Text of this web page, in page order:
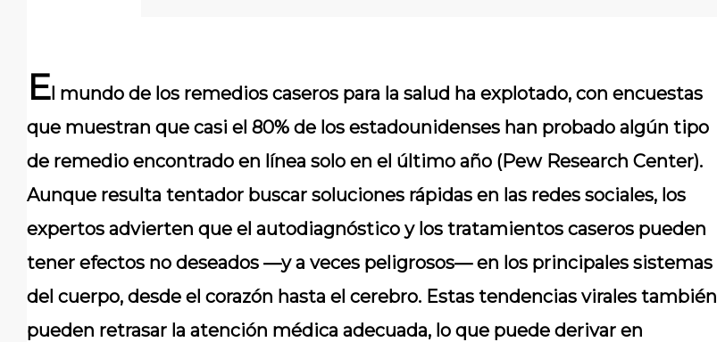
El mundo de los remedios caseros para la salud ha explotado, con encuestas
que muestran que casi el 80% de los estadounidenses han probado algún tipo
de remedio encontrado en línea solo en el último año (Pew Research Center).
Aunque resulta tentador buscar soluciones rápidas en las redes sociales, los
expertos advierten que el autodiagnóstico y los tratamientos caseros pueden
tener efectos no deseados —y a veces peligrosos— en los principales sistemas
del cuerpo, desde el corazón hasta el cerebro. Estas tendencias virales también
pueden retrasar la atención médica adecuada, lo que puede derivar en